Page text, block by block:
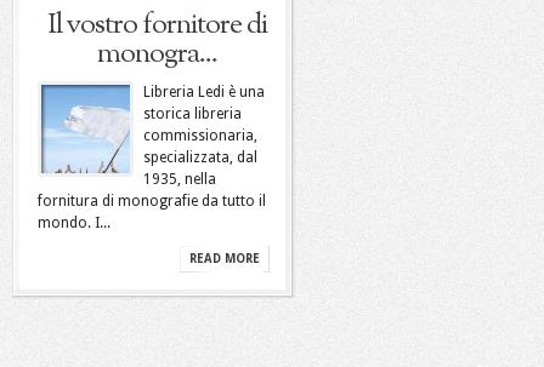
Il vostro fornitore di
monogra...
Libreria Ledi è una
storica libreria
commissionaria,
specializzata, dal
1935, nella
fornitura di monografie da tutto il
mondo. I...
READ MORE